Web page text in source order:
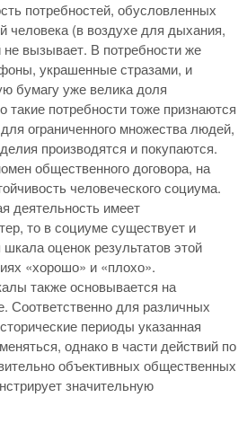
потребностей, обусловленных
человека (в воздухе для дыхания,
вызывает. В потребности же
украшенные стразами, и
бумагу уже велика доля
такие потребности тоже признаются
ограниченного множества людей,
производятся и покупаются.
общественного договора, на
человеческого социума.
деятельность имеет
то в социуме существует и
оценок результатов этой
«хорошо» и «плохо».
также основывается на
Соответственно для различных
периоды указанная
однако в части действий по
объективных общественных
значительную